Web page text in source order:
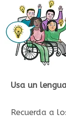
Usa un
Recuerda a